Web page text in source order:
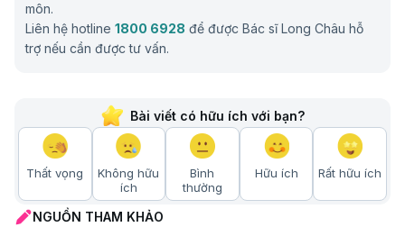
môn.
Liên hệ hotline 1800 6928 để được Bác sĩ Long Châu hỗ
trợ nếu cần được tư vấn.
Bài viết có hữu ích với bạn?
Thất vọng
Không hữu
ích
Bình
thường
Hữu ích Rất hữu ích
NGUỒN THAM KHẢO